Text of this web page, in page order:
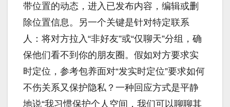
带位置的动态，进入已发布内容，编辑或删
除位置信息。另一个关键是针对特定联系
人：将对方拉入“非好友”或“仅聊天”分组，确
保他们看不到你的朋友圈。假如对方要求实
时定位，参考包养面对“发实时定位”要求如何
不伤关系又保护隐私？一种回应方式是平静
地说“我习惯保护个人空间，我们可以聊聊其